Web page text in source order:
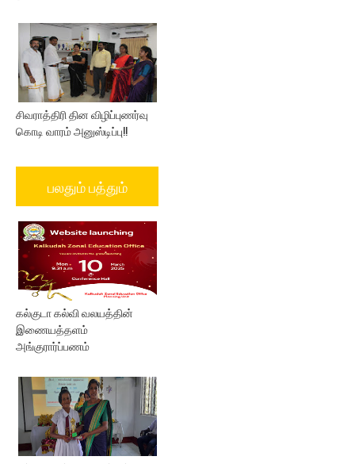
சிவராத்திரி தின விழிப்புணர்வு
கொடி வாரம் அனுஸ்டிப்பு!!
பலதும் பத்தும்
கல்குடா கல்வி வலயத்தின்
இணையத்தளம்
அங்குரார்ப்பணம்